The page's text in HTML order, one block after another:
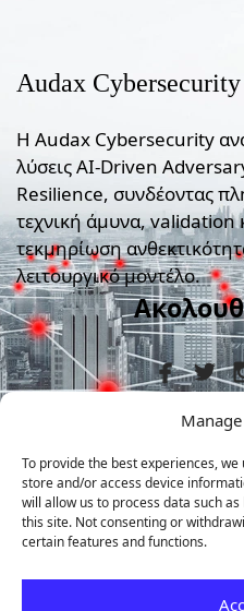
To provide the best experiences,
store and/or access device
will allow us to process data such
this site. Not consenting or
certain features and functions.
Audax Cybersecurity
Η Audax Cybersecurity
λύσεις AI-Driven
Resilience, συνδέοντας
τεχνική άμυνα, validation
τεκμηρίωση
λειτουργικό μοντέλο.
+30
Μεταμορφώσεως 7,
ΤΚ